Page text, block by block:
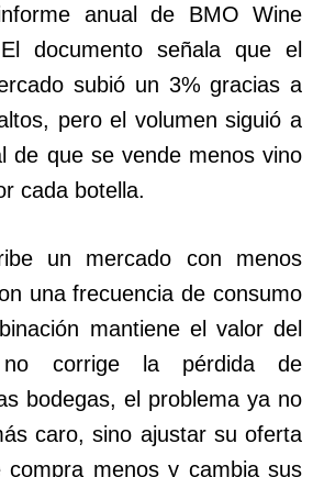
anual de BMO Wine
documento señala que el
subió un 3% gracias a
pero el volumen siguió a
de que se vende menos vino
cada botella.
un mercado con menos
una frecuencia de consumo
mantiene el valor del
no corrige la pérdida de
bodegas, el problema ya no
caro, sino ajustar su oferta
menos y cambia sus